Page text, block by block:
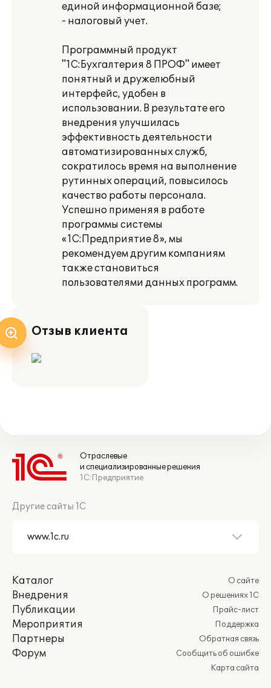
единой информационной базе;
- налоговый учет.
Программный продукт
"1С:Бухгалтерия 8 ПРОФ" имеет
понятный и дружелюбный
интерфейс, удобен в
использовании. В результате его
внедрения улучшилась
эффективность деятельности
автоматизированных служб,
сократилось время на выполнение
рутинных операций, повысилось
качество работы персонала.
Успешно применяя в работе
программы системы
«1С:Предприятие 8», мы
рекомендуем другим компаниям
также становиться
пользователями данных программ.
Отзыв клиента
Отраслевые
и специализированные решения
1С:Предприятие
Другие сайты 1С
Каталог
Внедрения
Публикации
Мероприятия
Партнеры
Форум
О сайте
О решениях 1С
Прайс-лист
Поддержка
Обратная связь
Сообщить об ошибке
Карта сайта